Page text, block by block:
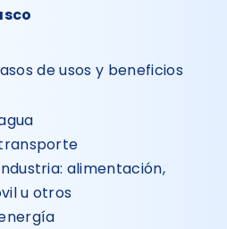
de usos y beneficios
alimentación,
u otros